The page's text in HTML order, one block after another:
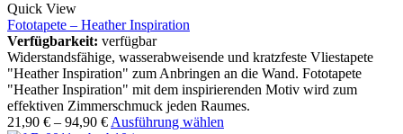
Quick View
Fototapete – Heather Inspiration
Verfügbarkeit: verfügbar
Widerstandsfähige, wasserabweisende und kratzfeste Vliestapete
"Heather Inspiration" zum Anbringen an die Wand. Fototapete
"Heather Inspiration" mit dem inspirierenden Motiv wird zum
effektiven Zimmerschmuck jeden Raumes.
21,90 € – 94,90 € Ausführung wählen